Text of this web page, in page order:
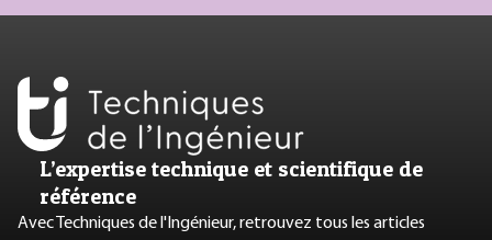
L’expertise technique et scientifique de
référence
Avec Techniques de l'Ingénieur, retrouvez tous les articles